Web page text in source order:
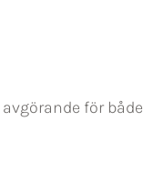
för både